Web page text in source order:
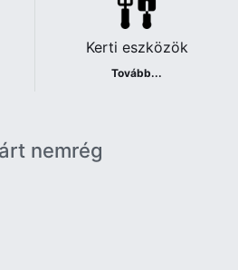
Kerti eszközök
Tovább...
nemrég